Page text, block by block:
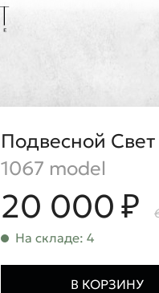
Подвесной Свет
1067 model
20 000 ₽
На складе: 4
В КОРЗИНУ